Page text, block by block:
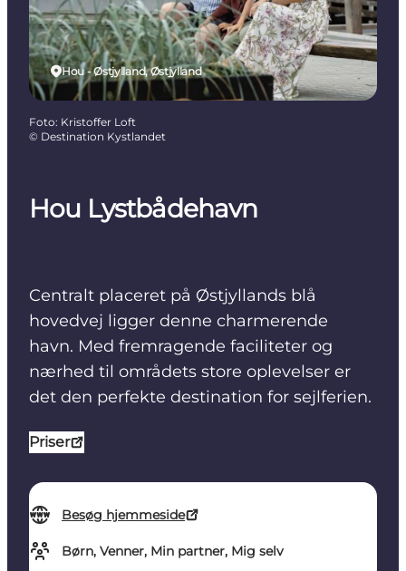
Hou Lystbådehavn
Centralt placeret på Østjyllands blå
hovedvej ligger denne charmerende
havn. Med fremragende faciliteter og
nærhed til områdets store oplevelser er
det den perfekte destination for sejlferien.
Priser
Besøg hjemmeside
Børn, Venner, Min partner, Mig selv
Hou - Østjylland, Østjylland
Foto: Kristoffer Loft
© Destination Kystlandet